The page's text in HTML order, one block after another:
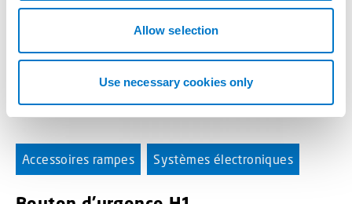
Allow selection
Use necessary cookies only
Accessoires rampes Systèmes électroniques